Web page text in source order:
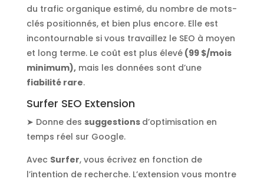
du trafic organique estimé, du nombre de mots-
clés positionnés, et bien plus encore. Elle est
incontournable si vous travaillez le SEO à moyen
et long terme. Le coût est plus élevé(99 $/mois
minimum),mais les données sont d’une
fiabilité rare.
Surfer SEO Extension
➤ Donne des suggestions d’optimisation en
temps réel sur Google.
Avec Surfer, vous écrivez en fonction de
l’intention de recherche. L’extension vous montre